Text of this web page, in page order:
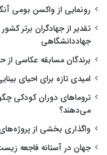
رونمایی از واکسن بومی
تقدیر از جهادگران برتر
جهاددانشگاهی
برندگان مسابقه عکاسی از حیوانات
امیدی تازه برای احیای
تروماهای دوران کودکی
می‌دهند؟
واگذاری بخشی از
جهان در آستانه فاجعه